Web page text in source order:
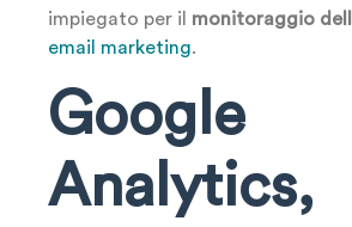
impiegato per il monitoraggio
email marketing.
Google
Analytics,